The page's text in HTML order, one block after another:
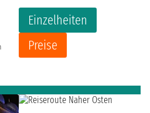
Einzelheiten
Preise